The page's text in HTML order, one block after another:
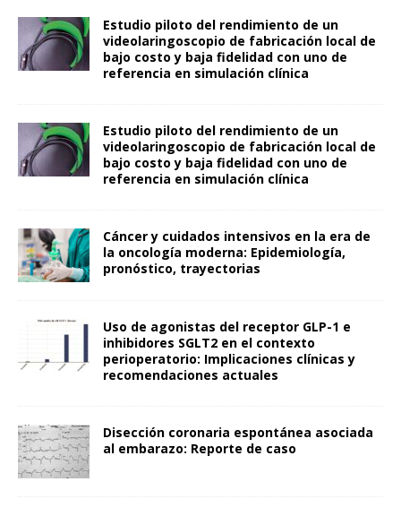
Estudio piloto del rendimiento de un
videolaringoscopio de fabricación local de
bajo costo y baja fidelidad con uno de
referencia en simulación clínica
Estudio piloto del rendimiento de un
videolaringoscopio de fabricación local de
bajo costo y baja fidelidad con uno de
referencia en simulación clínica
Cáncer y cuidados intensivos en la era de
la oncología moderna: Epidemiología,
pronóstico, trayectorias
Uso de agonistas del receptor GLP-1 e
inhibidores SGLT2 en el contexto
perioperatorio: Implicaciones clínicas y
recomendaciones actuales
Disección coronaria espontánea asociada
al embarazo: Reporte de caso